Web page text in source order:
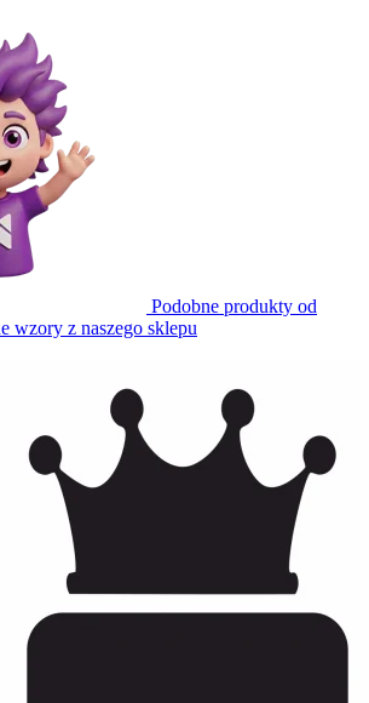
Podobne produkty od
wzory z naszego sklepu